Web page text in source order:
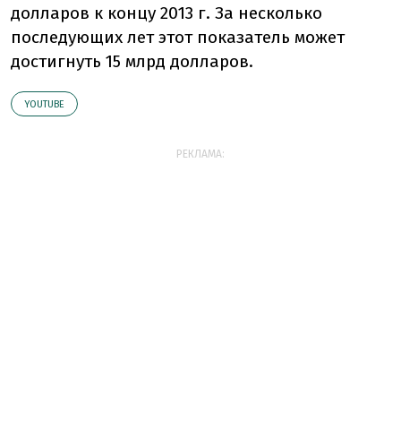
долларов к концу 2013 г. За несколько
последующих лет этот показатель может
достигнуть 15 млрд долларов.
YOUTUBE
РЕКЛАМА: